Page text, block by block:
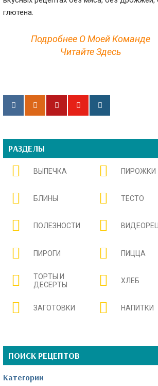
глютена.
Подробнее О Моей Команде
Читайте Здесь
РАЗДЕЛЫ
ВЫПЕЧКА ПИРОЖКИ
БЛИНЫ ТЕСТО
ПОЛЕЗНОСТИ
ПИРОГИ ПИЦЦА
ТОРТЫ И
ДЕСЕРТЫ
ХЛЕБ
ЗАГОТОВКИ НАПИТКИ
ПОИСК РЕЦЕПТОВ
Категории